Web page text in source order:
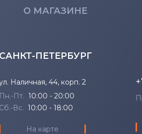
О МАГАЗИНЕ
САНКТ-ПЕТЕРБУРГ
Наличная, 44, корп. 2
Пн.-Пт. 10:00 - 20:00
Сб.-Вс. 10:00 - 18:00
На карте